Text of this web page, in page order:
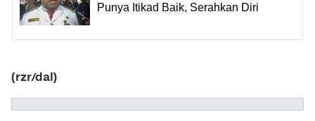
Punya Itikad Baik, Serahkan Diri
(rzr/dal)